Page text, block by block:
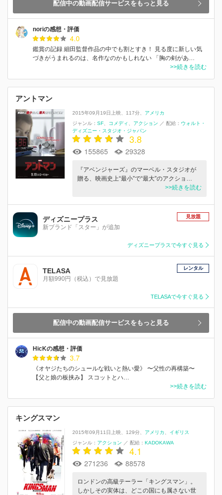
配信中の動画配信サービスをもっと見る
noriの感想・評価
4.0
鑑賞の記録 細田監督作品の中でも割とすき！ 見る度に新しい気
づきがうまれるのは、名作なのかもしれない 「胸の剣があ…
>>続きを読む
アントマン
2015年09月19日上映 117分
アメリカ
ジャンル： SF コメディ アクション ／ 配給： ウォルト・
ディズニー・スタジオ・ジャパン
3.8
155865 29328
『アベンジャーズ』のマーベル・スタジオが
贈る、映画史上“最小”で“最大”のアクショ…
>>続きを読む
ディズニープラス
新ブランド「スター」が追加
見放題
ディズニープラスで今すぐ見る
TELASA
月額990円（税込）で見放題
レンタル
TELASAで今すぐ見る
配信中の動画配信サービスをもっと見る
HicKの感想・評価
3.7
《オヤジたちのシュールな戦いと熱い愛》 〜父性の再構築〜
【父と娘の板挟み】 スコットとハ…
>>続きを読む
キングスマン
2015年09月11日上映 129分 アメリカ
イギリス
ジャンル： アクション ／ 配給： KADOKAWA
4.1
271236 88578
ロンドンの高級テーラー「キングスマン」。
しかしその実体は、どこの国にも属さない世